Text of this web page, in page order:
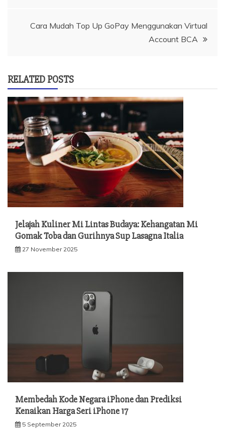
Cara Mudah Top Up GoPay Menggunakan Virtual
Account BCA
RELATED POSTS
Jelajah Kuliner Mi Lintas Budaya: Kehangatan Mi
Gomak Toba dan Gurihnya Sup Lasagna Italia
27 November 2025
Membedah Kode Negara iPhone dan Prediksi
Kenaikan Harga Seri iPhone 17
5 September 2025